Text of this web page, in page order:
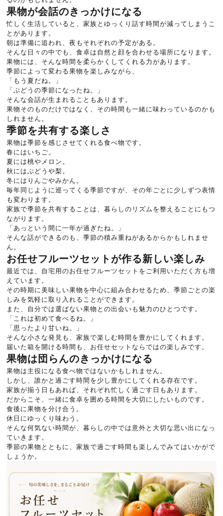
果物が会話のきっかけになる
忙しく生活していると、家族とゆっくり話す時間が減ってしまうこ
とがあります。
朝は準備に追われ、夜もそれぞれの予定がある。
そんな日々の中でも、食卓は自然と顔を合わせる場所になります。
果物には、そんな時間を柔らかくしてくれる力があります。
季節によって変わる果物を楽しみながら、
「もう夏だね。」
「ぶどうの季節になったね。」
そんな会話が生まれることもあります。
果物そのものだけではなく、その時間も一緒に味わっているのかも
しれません。
季節を共有する楽しさ
果物は季節を感じさせてくれる食べ物です。
春にはいちご。
夏には桃やメロン。
秋にはぶどうや梨。
冬にはりんごやみかん。
毎年同じように巡ってくる季節ですが、その年ごとに少しずつ表情
も変わります。
家族で季節を共有することは、暮らしのリズムを整えることにもつ
ながります。
「あっという間に一年が過ぎたね。」
そんな話ができるのも、季節の積み重ねがあるからかもしれませ
ん。
お任せフルーツセットが作る新しい楽しみ
最近では、自宅用のお任せフルーツセットをご利用いただく方も増
えています。
その時期に美味しい果物を中心に組み合わせるため、季節ごとの楽
しみを気軽に取り入れることができます。
また、自分では選ばない果物との出会いも魅力のひとつです。
「これは初めて食べるね。」
「思ったより甘いね。」
そんな小さな発見も、家族で楽しむ時間を豊かにしてくれます。
届いた箱を開ける時間も、お任せセットならではの楽しみです。
果物は団らんのきっかけになる
果物は主役になる食べ物ではないかもしれません。
しかし、誰かと過ごす時間を少し豊かにしてくれる存在です。
家族が揃う日もあれば、それぞれ忙しく過ごす日もあります。
だからこそ、一緒に食卓を囲める時間を大切にしたいものです。
食後に果物を分け合う。
休日にゆっくり味わう。
そんな何気ない時間が、暮らしの中では意外と大切な思い出になっ
ていきます。
季節の果物とともに、家族で過ごす時間も楽しんでみてはいかがで
しょうか。